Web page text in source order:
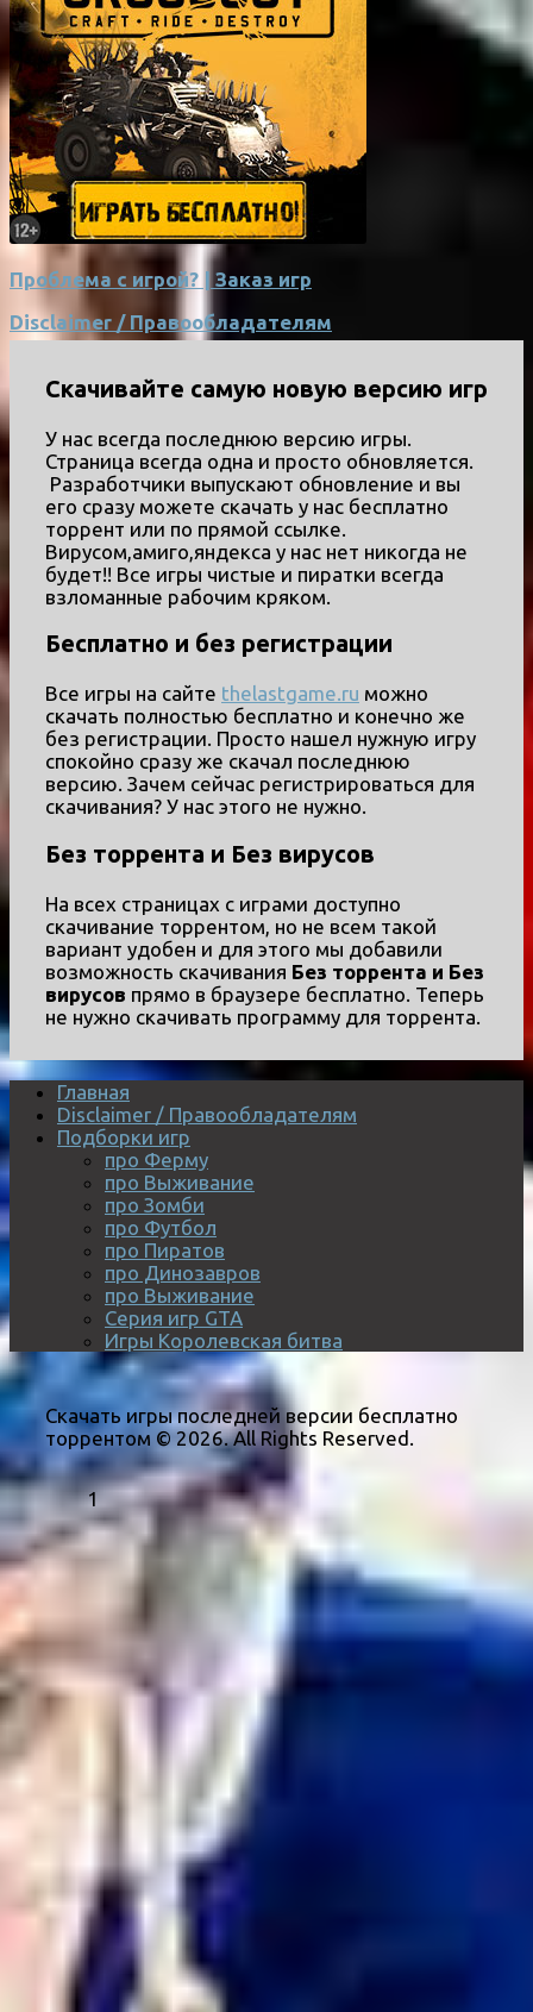
Проблема с игрой? | Заказ игр
Disclaimer / Правообладателям
Скачивайте самую новую версию игр
У нас всегда последнюю версию игры.
Страница всегда одна и просто обновляется.
Разработчики выпускают обновление и вы
его сразу можете скачать у нас бесплатно
торрент или по прямой ссылке.
Вирусом,амиго,яндекса у нас нет никогда не
будет!! Все игры чистые и пиратки всегда
взломанные рабочим кряком.
Бесплатно и без регистрации
Все игры на сайте thelastgame.ru можно
скачать полностью бесплатно и конечно же
без регистрации. Просто нашел нужную игру
спокойно сразу же скачал последнюю
версию. Зачем сейчас регистрироваться для
скачивания? У нас этого не нужно.
Без торрента и Без вирусов
На всех страницах с играми доступно
скачивание торрентом, но не всем такой
вариант удобен и для этого мы добавили
возможность скачивания Без торрента и Без
вирусов прямо в браузере бесплатно. Теперь
не нужно скачивать программу для торрента.
Главная
Disclaimer / Правообладателям
Подборки игр
про Ферму
про Выживание
про Зомби
про Футбол
про Пиратов
про Динозавров
про Выживание
Серия игр GTA
Игры Королевская битва
Скачать игры последней версии бесплатно
торрентом © 2026. All Rights Reserved.
1